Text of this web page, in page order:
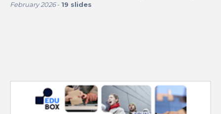
February 2026- 19 slides